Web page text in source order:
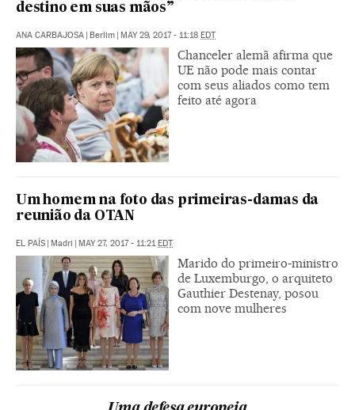
destino em suas mãos”
ANA CARBAJOSA | Berlim | MAY 29, 2017 - 11:18 EDT
Chanceler alemã afirma que
UE não pode mais contar
com seus aliados como tem
feito até agora
Um homem na foto das primeiras-damas da
reunião da OTAN
EL PAÍS | Madri | MAY 27, 2017 - 11:21 EDT
Marido do primeiro-ministro
de Luxemburgo, o arquiteto
Gauthier Destenay, posou
com nove mulheres